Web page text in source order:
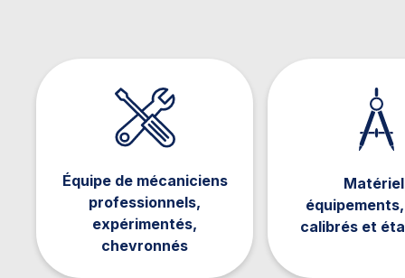
Équipe de mécaniciens
professionnels,
expérimentés,
chevronnés
calibrés et